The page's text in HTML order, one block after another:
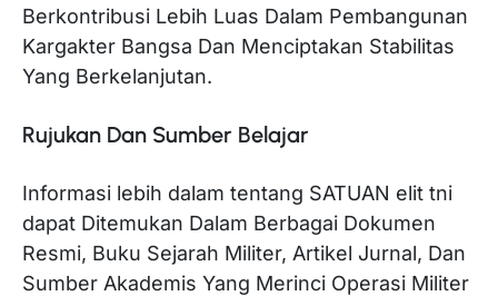
Berkontribusi Lebih Luas Dalam Pembangunan
Kargakter Bangsa Dan Menciptakan Stabilitas
Yang Berkelanjutan.
Rujukan Dan Sumber Belajar
Informasi lebih dalam tentang SATUAN elit tni
dapat Ditemukan Dalam Berbagai Dokumen
Resmi, Buku Sejarah Militer, Artikel Jurnal, Dan
Sumber Akademis Yang Merinci Operasi Militer